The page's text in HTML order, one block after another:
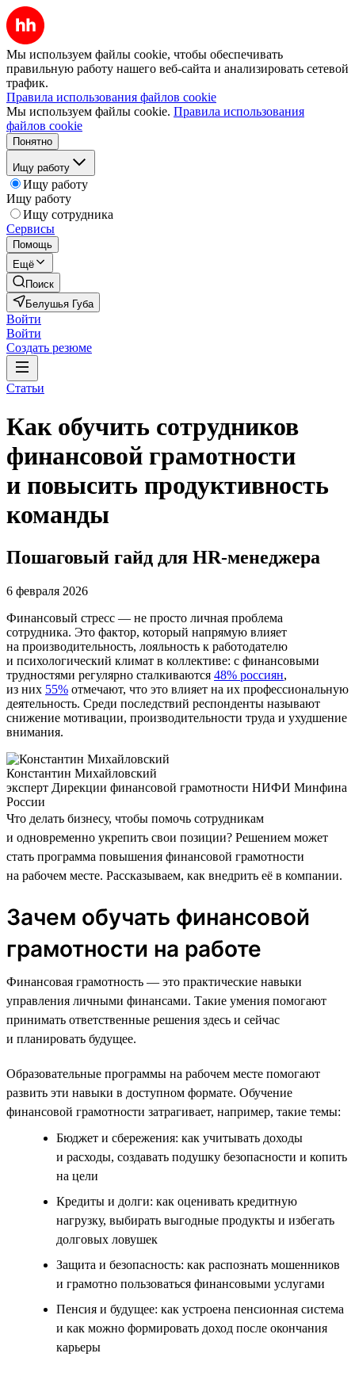
Мы используем файлы cookie, чтобы обеспечивать
правильную работу нашего веб-сайта и анализировать сетевой
трафик.
Правила использования файлов cookie
Мы используем файлы cookie. Правила использования
файлов cookie
Понятно
Ищу работу
Ищу работу
Ищу работу
Ищу сотрудника
Сервисы
Помощь
Ещё
Поиск
Белушья Губа
Войти
Войти
Создать резюме
Статьи
Как обучить сотрудников
финансовой грамотности
и повысить продуктивность
команды
Пошаговый гайд для HR-менеджера
6 февраля 2026
Финансовый стресс — не просто личная проблема
сотрудника. Это фактор, который напрямую влияет
на производительность, лояльность к работодателю
и психологический климат в коллективе: с финансовыми
трудностями регулярно сталкиваются 48% россиян,
из них 55% отмечают, что это влияет на их профессиональную
деятельность. Среди последствий респонденты называют
снижение мотивации, производительности труда и ухудшение
внимания.
Константин Михайловский
эксперт Дирекции финансовой грамотности НИФИ Минфина
России
Что делать бизнесу, чтобы помочь сотрудникам
и одновременно укрепить свои позиции? Решением может
стать программа повышения финансовой грамотности
на рабочем месте. Рассказываем, как внедрить её в компании.
Зачем обучать финансовой
грамотности на работе
Финансовая грамотность — это практические навыки
управления личными финансами. Такие умения помогают
принимать ответственные решения здесь и сейчас
и планировать будущее.
Образовательные программы на рабочем месте помогают
развить эти навыки в доступном формате. Обучение
финансовой грамотности затрагивает, например, такие темы:
Бюджет и сбережения: как учитывать доходы
и расходы, создавать подушку безопасности и копить
на цели
Кредиты и долги: как оценивать кредитную
нагрузку, выбирать выгодные продукты и избегать
долговых ловушек
Защита и безопасность: как распознать мошенников
и грамотно пользоваться финансовыми услугами
Пенсия и будущее: как устроена пенсионная система
и как можно формировать доход после окончания
карьеры